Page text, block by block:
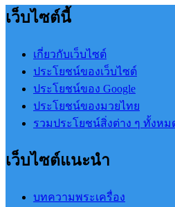
เว็บไซต์นี้
เกี่ยวกับเว็บไซต์
ประโยชน์ของเว็บไซต์
ประโยชน์ของ Google
ประโยชน์ของมวยไทย
รวมประโยชน์สิ่งต่าง ๆ ทั้งหม
เว็บไซต์แนะนำ
บทความพระเครื่อง